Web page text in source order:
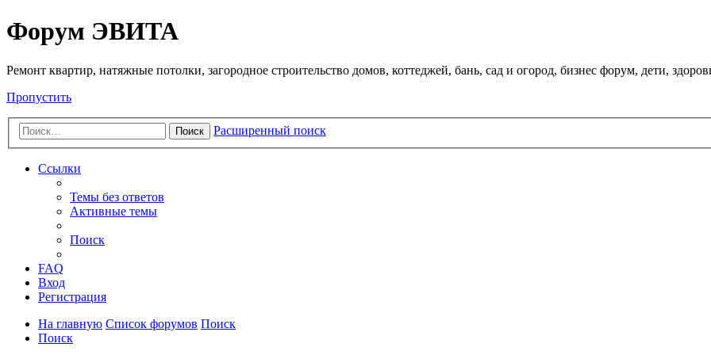
Регистрация
Форум ЭВИТА
Ремонт квартир, натяжные потолки, загородное строительство домов, коттеджей, бань, сад и огород, бизнес форум, дети,
Пропустить
Поиск Расширенный поиск
Ссылки
Темы без ответов
Активные темы
Поиск
FAQ
Вход
Регистрация
На главную Список форумов Поиск
Поиск